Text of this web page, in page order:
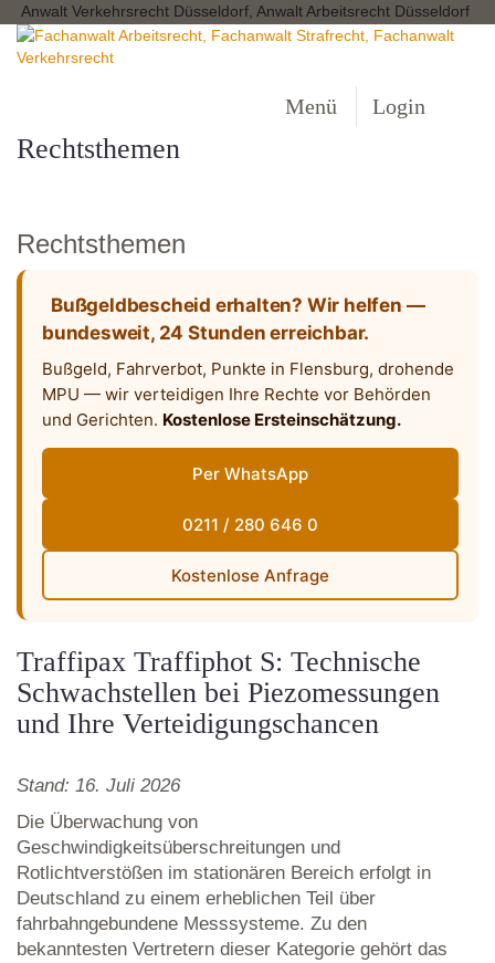
Anwalt Verkehrsrecht Düsseldorf, Anwalt Arbeitsrecht Düsseldorf
Menü Login
Rechtsthemen
Rechtsthemen
Bußgeldbescheid erhalten? Wir helfen —
bundesweit, 24 Stunden erreichbar.
Bußgeld, Fahrverbot, Punkte in Flensburg, drohende
MPU — wir verteidigen Ihre Rechte vor Behörden
und Gerichten. Kostenlose Ersteinschätzung.
Per WhatsApp
0211 / 280 646 0
Kostenlose Anfrage
Traffipax Traffiphot S: Technische
Schwachstellen bei Piezomessungen
und Ihre Verteidigungschancen
Stand: 16. Juli 2026
Die Überwachung von
Geschwindigkeitsüberschreitungen und
Rotlichtverstößen im stationären Bereich erfolgt in
Deutschland zu einem erheblichen Teil über
fahrbahngebundene Messsysteme. Zu den
bekanntesten Vertretern dieser Kategorie gehört das